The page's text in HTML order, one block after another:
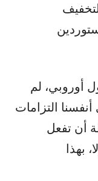
لتخفيف
أوروبي، لم
التزامات
أن تفعل
بهذا